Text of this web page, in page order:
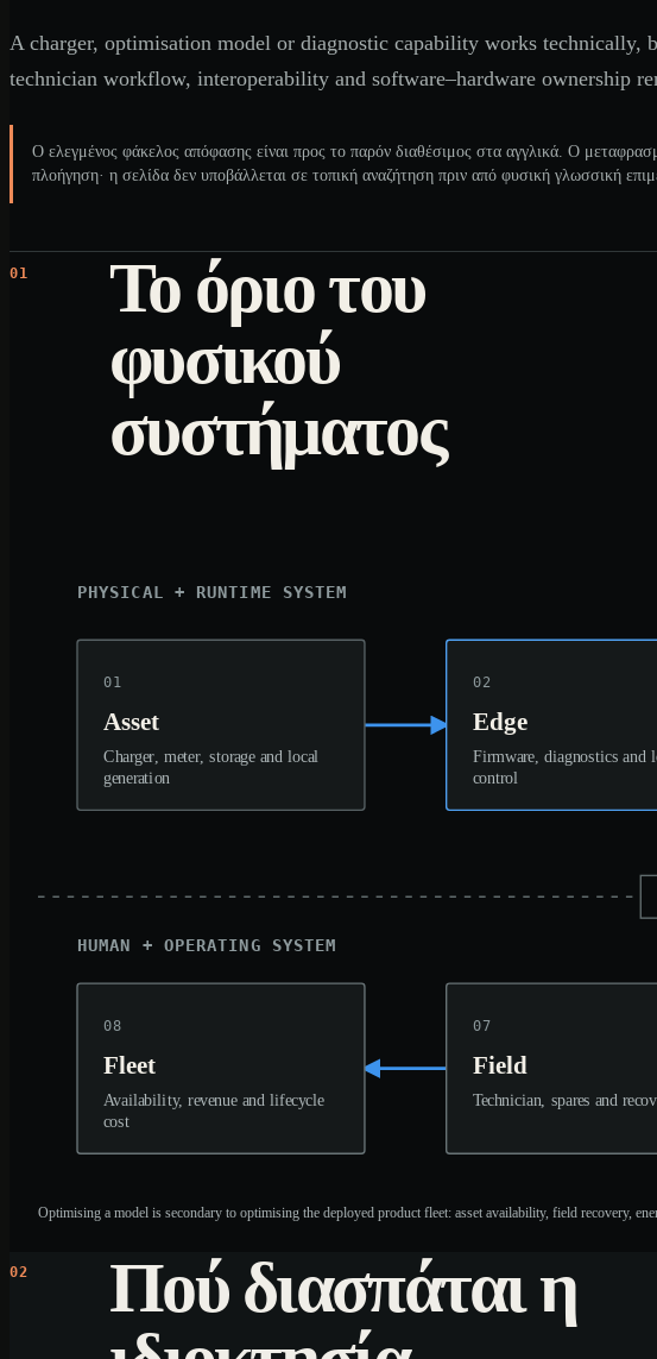
A charger, optimisation model or diagnostic capability works technically,
technician workflow, interoperability and software–hardware ownership
Ο ελεγμένος φάκελος απόφασης είναι προς το παρόν διαθέσιμος στα αγγλικά. Ο
πλοήγηση· η σελίδα δεν υποβάλλεται σε τοπική αναζήτηση πριν από φυσική γλωσσική
01
Το όριο του
φυσικού
συστήματος
PHYSICAL + RUNTIME SYSTEM
HUMAN + OPERATING SYSTEM
01
Asset
Charger, meter, storage and local
generation
02
Edge
Firmware, diagnostics and
control
07
Field
Technician, spares and
08
Fleet
Availability, revenue and lifecycle
cost
Optimising a model is secondary to optimising the deployed product fleet: asset availability, field recovery,
02
Πού διασπάται η